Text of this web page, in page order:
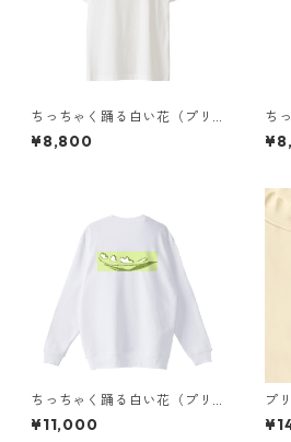
ちっちゃく踊る白い花（プリ
ント）Tシャツ
¥8,800
ち
ン
ちっちゃく踊る白い花（プリ
ント）スウェット
¥11,000
プ
ク
（